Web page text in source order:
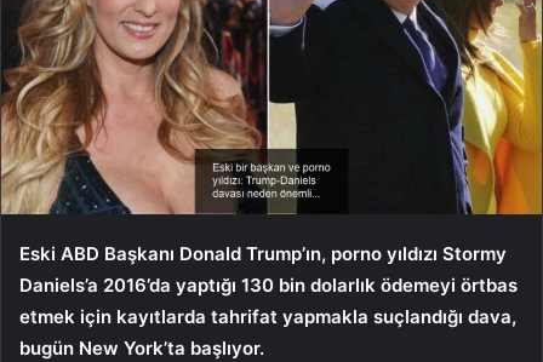
Eski ABD Başkanı Donald Trump’ın, porno yıldızı Stormy
Daniels’a 2016’da yaptığı 130 bin dolarlık ödemeyi örtbas
etmek için kayıtlarda tahrifat yapmakla suçlandığı dava,
bugün New York’ta başlıyor.